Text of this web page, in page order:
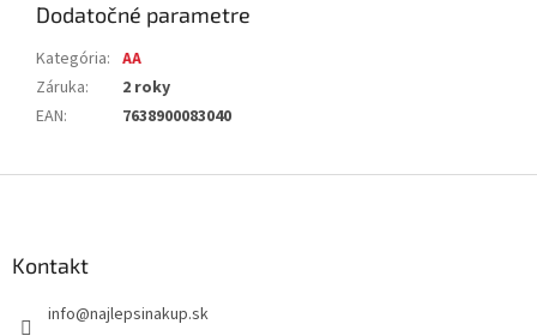
Dodatočné parametre
Kategória: AA
Záruka:
2 roky
EAN: 7638900083040
Kontakt
info@najlepsinakup.sk